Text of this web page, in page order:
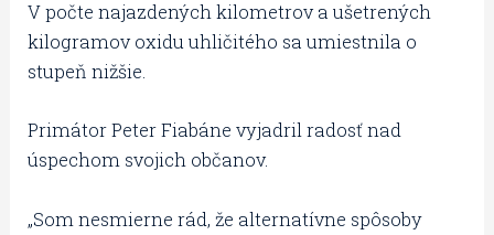
V počte najazdených kilometrov a ušetrených
kilogramov oxidu uhličitého sa umiestnila o
stupeň nižšie.
Primátor Peter Fiabáne vyjadril radosť nad
úspechom svojich občanov.
„Som nesmierne rád, že alternatívne spôsoby